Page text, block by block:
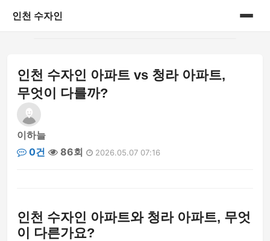
인천 수자인
게시판
인천 수자인 아파트 vs 청라 아파트,
무엇이 다를까?
이하늘
0건
86회 2026.05.07 07:16
인천 수자인 아파트와 청라 아파트, 무엇
이 다른가요?